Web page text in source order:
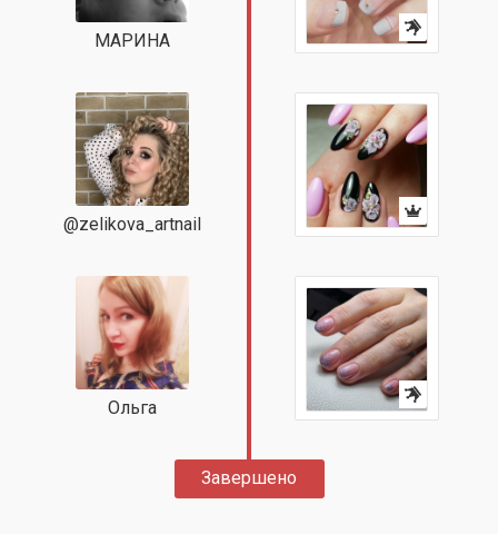
МАРИНА
@zelikova_artnail
Ольга
Завершено